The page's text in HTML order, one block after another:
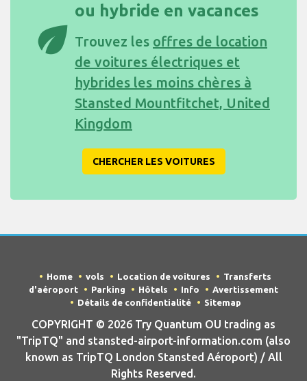
eco
ou hybride en vacances
Trouvez les offres de location
de voitures électriques et
hybrides les moins chères à
Stansted Mountfitchet, United
Kingdom
CHERCHER LES VOITURES
Home vols Location de voitures
Transferts
d'aéroport
Parking Hôtels Info
Avertissement
Détails de confidentialité
Sitemap
COPYRIGHT © 2026 Try Quantum OU trading as
"TripTQ" and stansted-airport-information.com (also
known as TripTQ London Stansted Aéroport) / All
Rights Reserved.